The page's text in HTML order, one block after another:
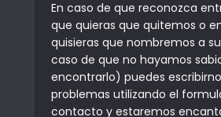
En caso de que reconozca
que quieras que quitemos o
quisieras que nombremos a
caso de que no hayamos
encontrarlo) puedes
problemas utilizando el
contacto y estaremos